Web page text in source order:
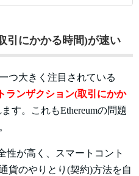
引にかかる時間)が速い
つ大きく注目されている
トランザクション(取引にかか
す。これもEthereumの問題
性が高く、スマートコント
貨のやりとり(契約)方法を自